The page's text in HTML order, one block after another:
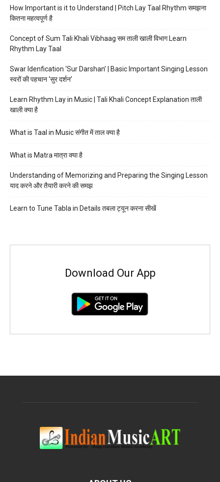
How Important is it to Understand | Pitch Lay Taal Rhythm समझना
कितना महत्वपूर्ण है
Concept of Sum Tali Khali Vibhaag सम ताली खाली विभाग Learn
Rhythm Lay Taal
Swar Idenfication ‘Sur Darshan’ | Basic Important Singing Lesson
स्वरों की पहचान ‘सुर दर्शन’
Learn Rhythm Lay in Music | Tali Khali Concept Explanation ताली
खाली क्या है
What is Taal in Music संगीत में ताल क्या है
What is Matra मात्रा क्या है
Understanding of Memorizing and Preparing the Singing Lesson
याद करने और तैयारी करने की समझ
Learn to Tune Tabla in Details तबला ट्यून करना सीखें
Download Our App